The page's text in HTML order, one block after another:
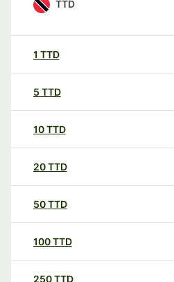
TTD
1 TTD
5 TTD
10TTD
20TTD
50TTD
100TTD
250TTD